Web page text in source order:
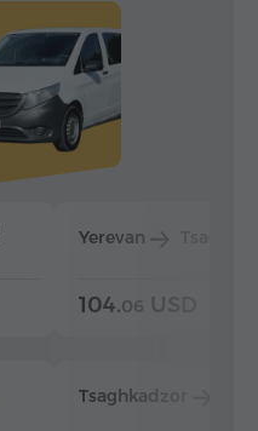
Yerevan
104.06 USD
Tsaghkadzor